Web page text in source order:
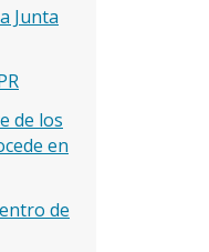
Junta
de los
en
de